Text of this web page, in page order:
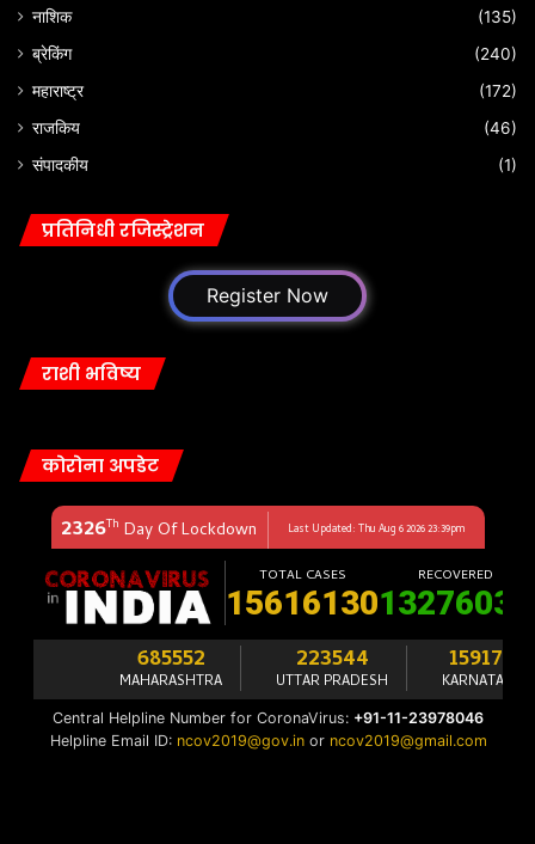
नाशिक
(135)
ब्रेकिंग
(240)
महाराष्ट्र
(172)
राजकिय
(46)
संपादकीय
(1)
प्रतिनिधी रजिस्ट्रेशन
Register Now
राशी भविष्य
कोरोना अपडेट